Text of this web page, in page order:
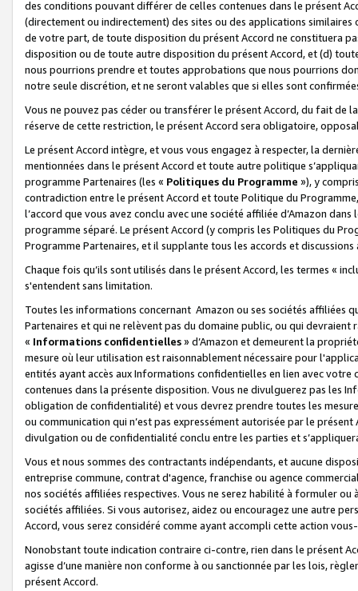
des conditions pouvant différer de celles contenues dans le présent
(directement ou indirectement) des sites ou des applications
de votre part, de toute disposition du présent Accord ne constituera
disposition ou de toute autre disposition du présent Accord, et (d)
nous pourrions prendre et toutes approbations que nous pourrions
notre seule discrétion, et ne seront valables que si elles sont
Vous ne pouvez pas céder ou transférer le présent Accord, du fait de
réserve de cette restriction, le présent Accord sera obligatoire,
Le présent Accord intègre, et vous vous engagez à respecter, la
mentionnées dans le présent Accord et toute autre politique
programme Partenaires (les « Politiques du Programme »), y
contradiction entre le présent Accord et toute Politique du
l’accord que vous avez conclu avec une société affiliée d’Amazon
programme séparé. Le présent Accord (y compris les Politiques du
Programme Partenaires, et il supplante tous les accords et discussions
Chaque fois qu’ils sont utilisés dans le présent Accord, les termes «
s'entendent sans limitation.
Toutes les informations concernant Amazon ou ses sociétés affiliées
Partenaires et qui ne relèvent pas du domaine public, ou qui
« Informations confidentielles» d’Amazon et demeurent la
mesure où leur utilisation est raisonnablement nécessaire pour
entités ayant accès aux Informations confidentielles en lien avec
contenues dans la présente disposition. Vous ne divulguerez pas les
obligation de confidentialité) et vous devrez prendre toutes les
ou communication qui n’est pas expressément autorisée par le
divulgation ou de confidentialité conclu entre les parties et
Vous et nous sommes des contractants indépendants, et aucune
entreprise commune, contrat d'agence, franchise ou agence
nos sociétés affiliées respectives. Vous ne serez habilité à formuler
sociétés affiliées. Si vous autorisez, aidez ou encouragez une autre
Accord, vous serez considéré comme ayant accompli cette action
Nonobstant toute indication contraire ci-contre, rien dans le présent
agisse d’une manière non conforme à ou sanctionnée par les lois,
présent Accord.